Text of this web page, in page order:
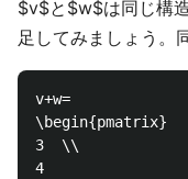
$v$と$w$は同じ構
足してみましょう。
v+w=
\begin{pmatrix}
3  \\
4